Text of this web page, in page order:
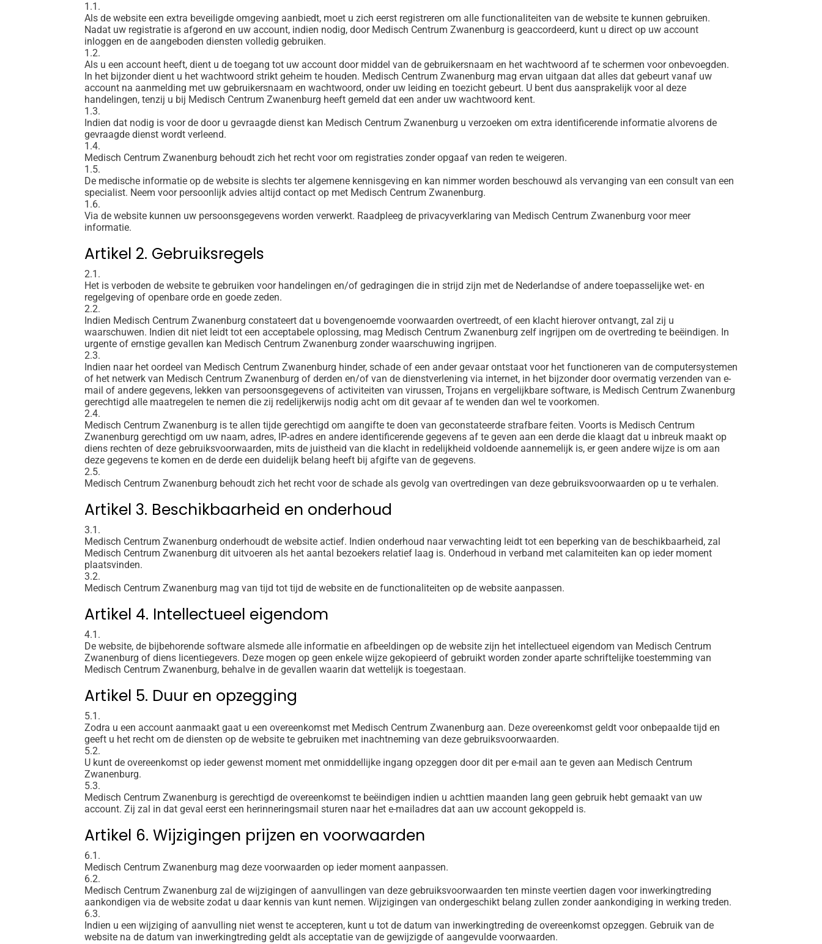
1.1.
Als de website een extra beveiligde omgeving aanbiedt, moet u zich eerst registreren om alle functionaliteiten van de website te kunnen gebruiken.
Nadat uw registratie is afgerond en uw account, indien nodig, door Medisch Centrum Zwanenburg is geaccordeerd, kunt u direct op uw account
inloggen en de aangeboden diensten volledig gebruiken.
1.2.
Als u een account heeft, dient u de toegang tot uw account door middel van de gebruikersnaam en het wachtwoord af te schermen voor onbevoegden.
In het bijzonder dient u het wachtwoord strikt geheim te houden. Medisch Centrum Zwanenburg mag ervan uitgaan dat alles dat gebeurt vanaf uw
account na aanmelding met uw gebruikersnaam en wachtwoord, onder uw leiding en toezicht gebeurt. U bent dus aansprakelijk voor al deze
handelingen, tenzij u bij Medisch Centrum Zwanenburg heeft gemeld dat een ander uw wachtwoord kent.
1.3.
Indien dat nodig is voor de door u gevraagde dienst kan Medisch Centrum Zwanenburg u verzoeken om extra identificerende informatie alvorens de
gevraagde dienst wordt verleend.
1.4.
Medisch Centrum Zwanenburg behoudt zich het recht voor om registraties zonder opgaaf van reden te weigeren.
1.5.
De medische informatie op de website is slechts ter algemene kennisgeving en kan nimmer worden beschouwd als vervanging van een consult van een
specialist. Neem voor persoonlijk advies altijd contact op met Medisch Centrum Zwanenburg.
1.6.
Via de website kunnen uw persoonsgegevens worden verwerkt. Raadpleeg de privacyverklaring van Medisch Centrum Zwanenburg voor meer
informatie.
Artikel 2. Gebruiksregels
2.1.
Het is verboden de website te gebruiken voor handelingen en/of gedragingen die in strijd zijn met de Nederlandse of andere toepasselijke wet- en
regelgeving of openbare orde en goede zeden.
2.2.
Indien Medisch Centrum Zwanenburg constateert dat u bovengenoemde voorwaarden overtreedt, of een klacht hierover ontvangt, zal zij u
waarschuwen. Indien dit niet leidt tot een acceptabele oplossing, mag Medisch Centrum Zwanenburg zelf ingrijpen om de overtreding te beëindigen. In
urgente of ernstige gevallen kan Medisch Centrum Zwanenburg zonder waarschuwing ingrijpen.
2.3.
Indien naar het oordeel van Medisch Centrum Zwanenburg hinder, schade of een ander gevaar ontstaat voor het functioneren van de computersystemen
of het netwerk van Medisch Centrum Zwanenburg of derden en/of van de dienstverlening via internet, in het bijzonder door overmatig verzenden van e-
mail of andere gegevens, lekken van persoonsgegevens of activiteiten van virussen, Trojans en vergelijkbare software, is Medisch Centrum Zwanenburg
gerechtigd alle maatregelen te nemen die zij redelijkerwijs nodig acht om dit gevaar af te wenden dan wel te voorkomen.
2.4.
Medisch Centrum Zwanenburg is te allen tijde gerechtigd om aangifte te doen van geconstateerde strafbare feiten. Voorts is Medisch Centrum
Zwanenburg gerechtigd om uw naam, adres, IP-adres en andere identificerende gegevens af te geven aan een derde die klaagt dat u inbreuk maakt op
diens rechten of deze gebruiksvoorwaarden, mits de juistheid van die klacht in redelijkheid voldoende aannemelijk is, er geen andere wijze is om aan
deze gegevens te komen en de derde een duidelijk belang heeft bij afgifte van de gegevens.
2.5.
Medisch Centrum Zwanenburg behoudt zich het recht voor de schade als gevolg van overtredingen van deze gebruiksvoorwaarden op u te verhalen.
Artikel 3. Beschikbaarheid en onderhoud
3.1.
Medisch Centrum Zwanenburg onderhoudt de website actief. Indien onderhoud naar verwachting leidt tot een beperking van de beschikbaarheid, zal
Medisch Centrum Zwanenburg dit uitvoeren als het aantal bezoekers relatief laag is. Onderhoud in verband met calamiteiten kan op ieder moment
plaatsvinden.
3.2.
Medisch Centrum Zwanenburg mag van tijd tot tijd de website en de functionaliteiten op de website aanpassen.
Artikel 4. Intellectueel eigendom
4.1.
De website, de bijbehorende software alsmede alle informatie en afbeeldingen op de website zijn het intellectueel eigendom van Medisch Centrum
Zwanenburg of diens licentiegevers. Deze mogen op geen enkele wijze gekopieerd of gebruikt worden zonder aparte schriftelijke toestemming van
Medisch Centrum Zwanenburg, behalve in de gevallen waarin dat wettelijk is toegestaan.
Artikel 5. Duur en opzegging
5.1.
Zodra u een account aanmaakt gaat u een overeenkomst met Medisch Centrum Zwanenburg aan. Deze overeenkomst geldt voor onbepaalde tijd en
geeft u het recht om de diensten op de website te gebruiken met inachtneming van deze gebruiksvoorwaarden.
5.2.
U kunt de overeenkomst op ieder gewenst moment met onmiddellijke ingang opzeggen door dit per e-mail aan te geven aan Medisch Centrum
Zwanenburg.
5.3.
Medisch Centrum Zwanenburg is gerechtigd de overeenkomst te beëindigen indien u achttien maanden lang geen gebruik hebt gemaakt van uw
account. Zij zal in dat geval eerst een herinneringsmail sturen naar het e-mailadres dat aan uw account gekoppeld is.
Artikel 6. Wijzigingen prijzen en voorwaarden
6.1.
Medisch Centrum Zwanenburg mag deze voorwaarden op ieder moment aanpassen.
6.2.
Medisch Centrum Zwanenburg zal de wijzigingen of aanvullingen van deze gebruiksvoorwaarden ten minste veertien dagen voor inwerkingtreding
aankondigen via de website zodat u daar kennis van kunt nemen. Wijzigingen van ondergeschikt belang zullen zonder aankondiging in werking treden.
6.3.
Indien u een wijziging of aanvulling niet wenst te accepteren, kunt u tot de datum van inwerkingtreding de overeenkomst opzeggen. Gebruik van de
website na de datum van inwerkingtreding geldt als acceptatie van de gewijzigde of aangevulde voorwaarden.